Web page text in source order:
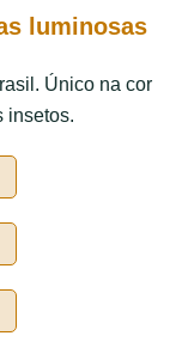
luminosas
Único na cor
insetos.